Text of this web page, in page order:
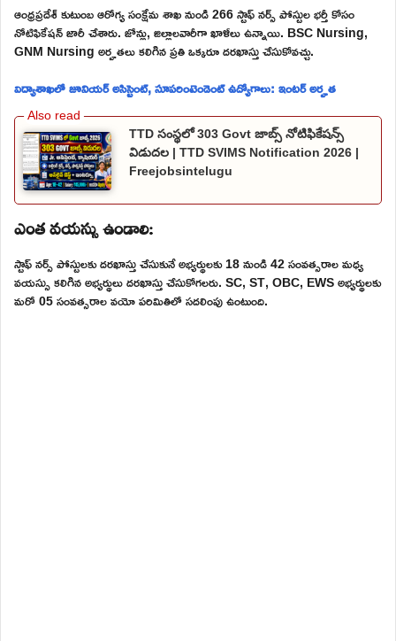
ఆంధ్రప్రదేశ్ కుటుంబ ఆరోగ్య సంక్షేమ శాఖ నుండి 266 స్టాఫ్ నర్స్ పోస్టుల భర్తీ కోసం
నోటిఫికేషన్ జారీ చేశారు. జోన్లు, జిల్లాలవారీగా ఖాళీలు ఉన్నాయి. BSC Nursing,
GNM Nursing అర్హతలు కలిగిన ప్రతి ఒక్కరూ దరఖాస్తు చేసుకోవచ్చు.
విద్యాశాఖలో జూనియర్ అసిస్టెంట్, సూపరింటెండెంట్ ఉద్యోగాలు: ఇంటర్ అర్హత
TTD సంస్థలో 303 Govt జాబ్స్ నోటిఫికేషన్స్
విడుదల | TTD SVIMS Notification 2026 |
Freejobsintelugu
ఎంత వయస్సు ఉండాలి:
స్టాఫ్ నర్స్ పోస్టులకు దరఖాస్తు చేసుకునే అభ్యర్థులకు 18 నుండి 42 సంవత్సరాల మధ్య
వయస్సు కలిగిన అభ్యర్థులు దరఖాస్తు చేసుకోగలరు. SC, ST, OBC, EWS అభ్యర్థులకు
మరో 05 సంవత్సరాల వయో పరిమితిలో సదలింపు ఉంటుంది.